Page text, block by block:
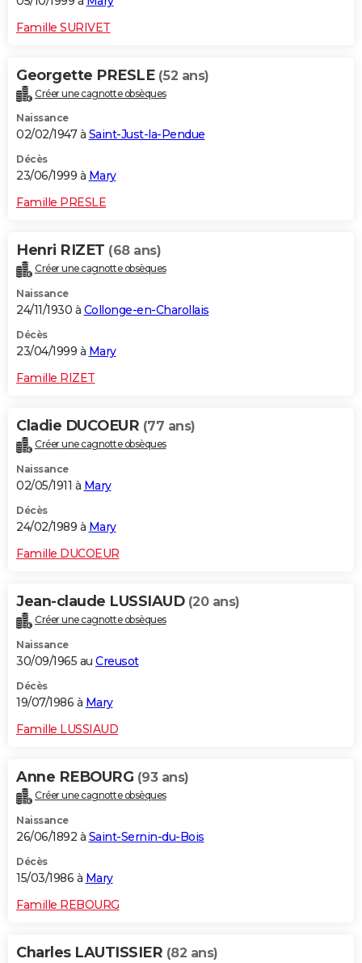
Famille SURIVET
Georgette PRESLE (52 ans)
Créer une cagnotte obsèques
Naissance
02/02/1947 à Saint-Just-la-Pendue
Décès
23/06/1999 à Mary
Famille PRESLE
Henri RIZET (68 ans)
Créer une cagnotte obsèques
Naissance
24/11/1930 à Collonge-en-Charollais
Décès
23/04/1999 à Mary
Famille RIZET
Cladie DUCOEUR (77 ans)
Créer une cagnotte obsèques
Naissance
02/05/1911 à Mary
Décès
24/02/1989 à Mary
Famille DUCOEUR
Jean-claude LUSSIAUD (20 ans)
Créer une cagnotte obsèques
Naissance
30/09/1965 au Creusot
Décès
19/07/1986 à Mary
Famille LUSSIAUD
Anne REBOURG (93 ans)
Créer une cagnotte obsèques
Naissance
26/06/1892 à Saint-Sernin-du-Bois
Décès
15/03/1986 à Mary
Famille REBOURG
Charles LAUTISSIER (82 ans)